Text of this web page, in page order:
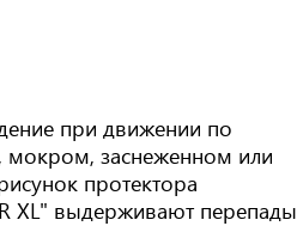
при движении по
мокром, заснеженном или
протектора
XL" выдерживают перепады